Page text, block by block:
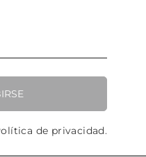
de privacidad.